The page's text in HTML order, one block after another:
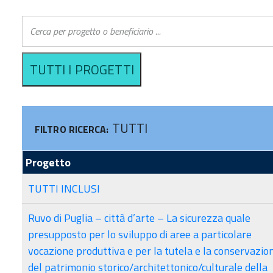
GESTIONE E CONTROLLO
SI.GE.CO
Sistema informativo
ERA
ACCESSO
CERTIFICAZIONE
AUTORITÀ DI AUDIT
COMITATO DI
FILTRO RICERCA: TUTTI
Progetto
TUTTI INCLUSI
Ruvo di Puglia – città d’arte – La sicurezza quale
presupposto per lo sviluppo di aree a particolare
vocazione produttiva e per la tutela e la
del patrimonio storico/architettonico/culturale della